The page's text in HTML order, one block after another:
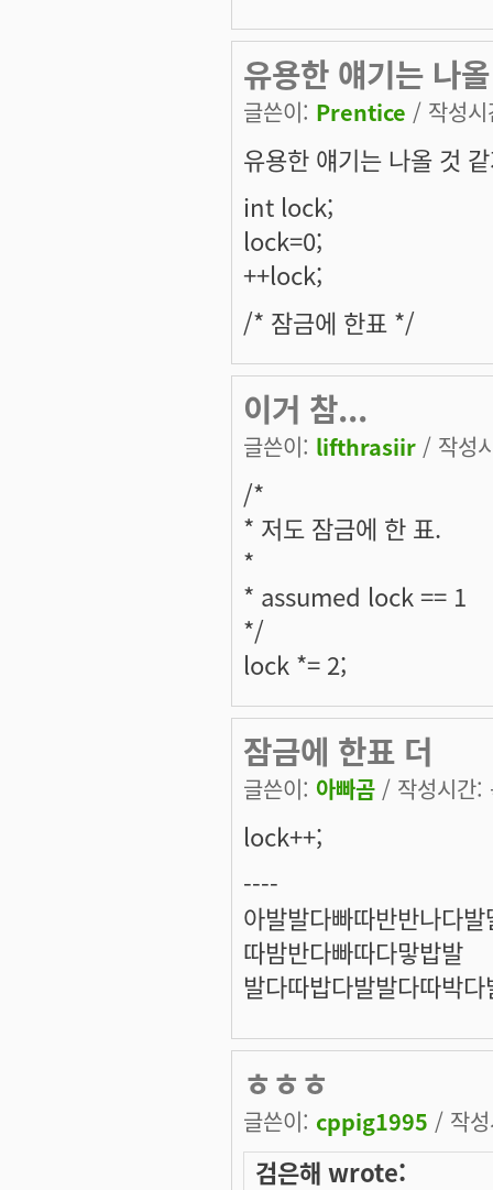
유용한 얘기는 나
글쓴이: Prentice / 작성
유용한 얘기는 나올 것
int lock;
lock=0;
++lock;
/* 잠금에 한표 */
이거 참...
글쓴이: lifthrasiir / 작성
/*
* 저도 잠금에 한 표.
*
* assumed lock == 1
*/
lock *= 2;
잠금에 한표 더
글쓴이: 아빠곰 / 작성시간
lock++;
----
아발발다빠따반반나다
따밤반다빠따다맣밥발
발다따밥다발발다따박
ㅎㅎㅎ
글쓴이: cppig1995 / 작
검은해 wrote: